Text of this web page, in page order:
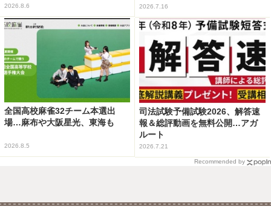
2026.8.6 2026.7.16
全国高校麻雀32チーム本選出
場…麻布や大阪星光、東海も
2026.8.5
司法試験予備試験2026、解答速
報＆総評動画を無料公開…アガ
ルート
2026.7.21
Recommended by